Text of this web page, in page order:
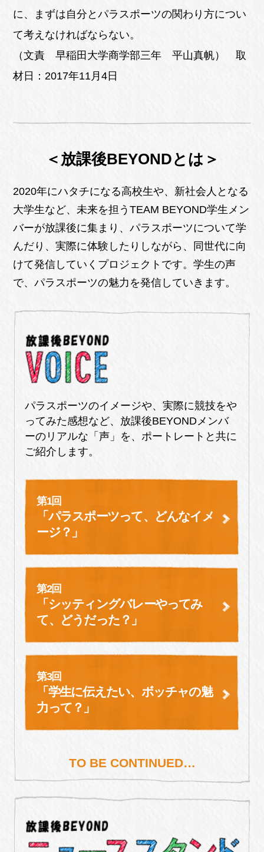
に、まずは自分とパラスポーツの関わり方につい
て考えなければならない。
（文責 早稲田大学商学部三年 平山真帆） 取
材日：2017年11月4日
＜放課後BEYONDとは＞
2020年にハタチになる高校生や、新社会人となる
大学生など、未来を担うTEAM BEYOND学生メン
バーが放課後に集まり、パラスポーツについて学
んだり、実際に体験したりしながら、同世代に向
けて発信していくプロジェクトです。学生の声
で、パラスポーツの魅力を発信していきます。
パラスポーツのイメージや、実際に競技をや
ってみた感想など、放課後BEYONDメンバ
ーのリアルな「声」を、ポートレートと共に
ご紹介します。
第1回
「パラスポーツって、どんなイメ
ージ？」
第2回
「シッティングバレーやってみ
て、
どうだった？」
第3回
「学生に伝えたい、 ボッチャの魅
力って？」
TO BE CONTINUED…